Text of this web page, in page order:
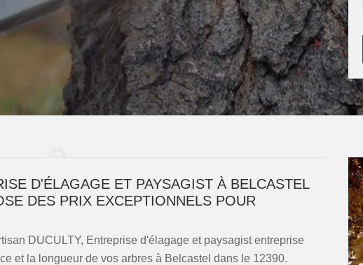
D'ÉLAGAGE ET PAYSAGIST À BELCASTEL
DES PRIX EXCEPTIONNELS POUR
DUCULTY, Entreprise d'élagage et paysagist entreprise
et la longueur de vos arbres à Belcastel dans le 12390.